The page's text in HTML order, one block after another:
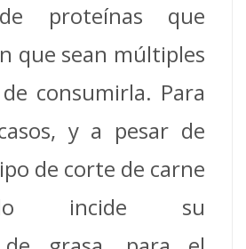
proteínas que
que sean múltiples
consumirla. Para
y a pesar de
de corte de carne
incide su